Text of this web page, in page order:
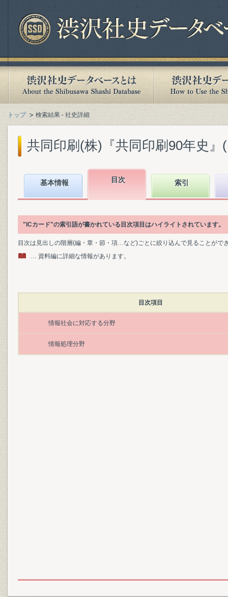
トップ 検索結果 - 社史詳細
共同印刷(株)『共同印刷90年史』
基本情報 目次 索引
"ICカード"の索引語が書かれている目次項目はハイライトされています。
目次は見出しの階層(編・章・節・項…など)ごとに絞り込んで見ることがで
… 資料編に詳細な情報があります。
目次項目
情報社会に対応する分野
情報処理分野